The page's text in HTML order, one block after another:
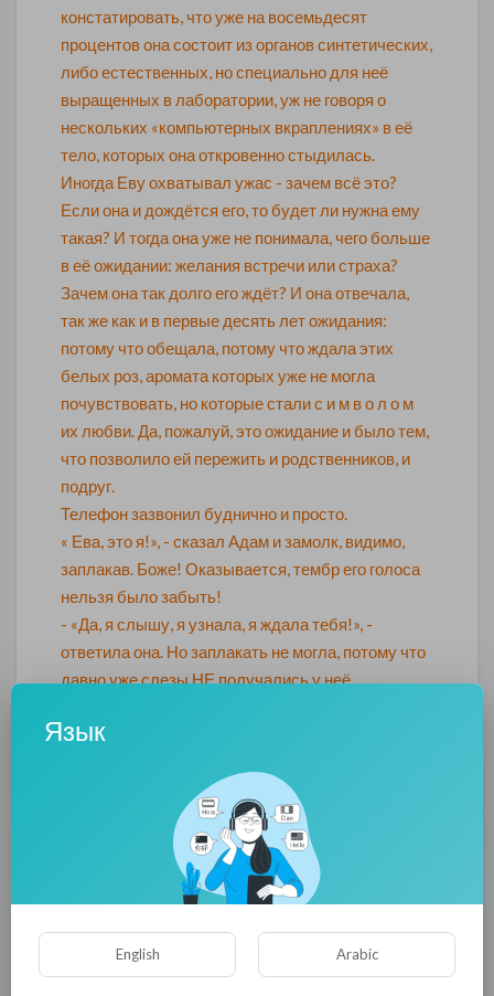
констатировать, что уже на восемьдесят
процентов она состоит из органов синтетических,
либо естественных, но специально для неё
выращенных в лаборатории, уж не говоря о
нескольких «компьютерных вкраплениях» в её
тело, которых она откровенно стыдилась.
Иногда Еву охватывал ужас - зачем всё это?
Если она и дождётся его, то будет ли нужна ему
такая? И тогда она уже не понимала, чего больше
в её ожидании: желания встречи или страха?
Зачем она так долго его ждёт? И она отвечала,
так же как и в первые десять лет ожидания:
потому что обещала, потому что ждала этих
белых роз, аромата которых уже не могла
почувствовать, но которые стали с и м в о л о м
их любви. Да, пожалуй, это ожидание и было тем,
что позволило ей пережить и родственников, и
подруг.
Телефон зазвонил буднично и просто.
« Ева, это я!», - сказал Адам и замолк, видимо,
заплакав. Боже! Оказывается, тембр его голоса
нельзя было забыть!
- «Да, я слышу, я узнала, я ждала тебя!», -
ответила она. Но заплакать не могла, потому что
давно уже слезы НЕ получались у неё.
- «Я тоже, - ответила она, - но ведь мы всё равно
- «Я могу приехать к тебе уже сегодня вечером», -
- «Как!?», - удивилась она. – «А карантин?»
Всё изменилось, оказывается, мне карантин НЕ
нужен ...
Весь вечер Ева не находила места. Она заказала
Язык
English Arabic